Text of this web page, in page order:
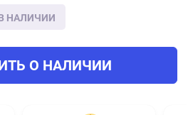
НАЛИЧИИ
О НАЛИЧИИ